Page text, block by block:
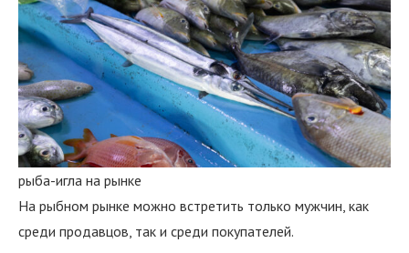
рыба-игла на рынке
На рыбном рынке можно встретить только мужчин, как
среди продавцов, так и среди покупателей.